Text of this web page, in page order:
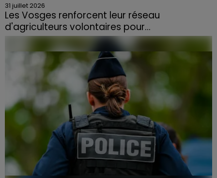
31 juillet 2026
Les Vosges renforcent leur réseau
d'agriculteurs volontaires pour...
Face à la sécheresse et aux risques de départs de feu,
la Chambre d'agriculture des Vosges a lancé un appel
aux agriculteurs volontaires pour venir en aide...